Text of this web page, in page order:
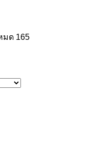
มด 165